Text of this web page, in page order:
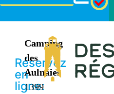
Réservez
en
ligne:
Camping
des
Aulnaies
1399